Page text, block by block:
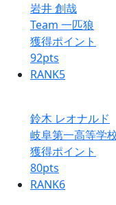
岩井 創哉
Team 一匹狼
獲得ポイント
92pts
RANK5
鈴木 レオナルド
岐阜第一高等学
獲得ポイント
80pts
RANK6